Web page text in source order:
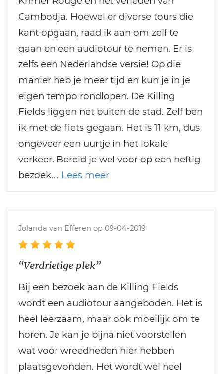
Cambodja. Hoewel er diverse tours die
kant opgaan, raad ik aan om zelf te
gaan en een audiotour te nemen. Er is
zelfs een Nederlandse versie! Op die
manier heb je meer tijd en kun je in je
eigen tempo rondlopen. De Killing
Fields liggen net buiten de stad. Zelf ben
ik met de fiets gegaan. Het is 11 km, dus
ongeveer een uurtje in het lokale
verkeer. Bereid je wel voor op een heftig
bezoek.
Jolanda van Efferen op 09-04-2019
“Verdrietige plek”
Bij een bezoek aan de Killing Fields
wordt een audiotour aangeboden. Het is
heel leerzaam, maar ook moeilijk om te
horen. Je kan je bijna niet voorstellen
wat voor wreedheden hier hebben
plaatsgevonden. Het wordt wel heel